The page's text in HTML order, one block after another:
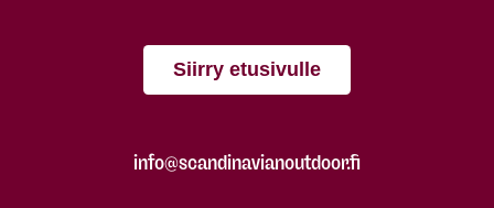
Siirry etusivulle
info@scandinavianoutdoor.fi